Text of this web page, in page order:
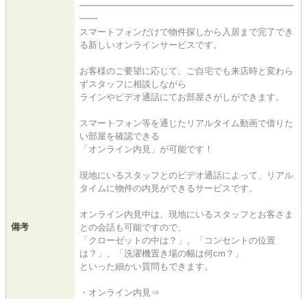
備考
━━━━━━━━━━━━━━━━━━━━━━━━
━━
スマートフォンだけで物件探しから入居まで完了でき
る新しいオンラインサービスです。
お客様のご要望に応じて、ご自宅でも来店時と変わら
ずスタッフに相談しながら
ラインやビデオ通話にてお部屋さがしができます。
スマートフォン等を通じたリアルタイム動画で借りた
い部屋を確認できる
「オンライン内見」が可能です！
現地にいるスタッフとのビデオ通話によって、リアル
タイムに物件の内見ができるサービスです。
オンライン内見中は、現地にいるスタッフとお客さま
との会話も可能ですので、
「クローゼットの中は？」、「コンセントの位置
は？」、「洗濯機置き場の幅は何cm？」
といった細かい質問もできます。
・オンライン内見⇒